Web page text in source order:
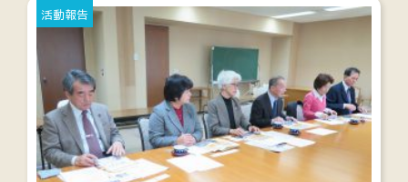
活動報告